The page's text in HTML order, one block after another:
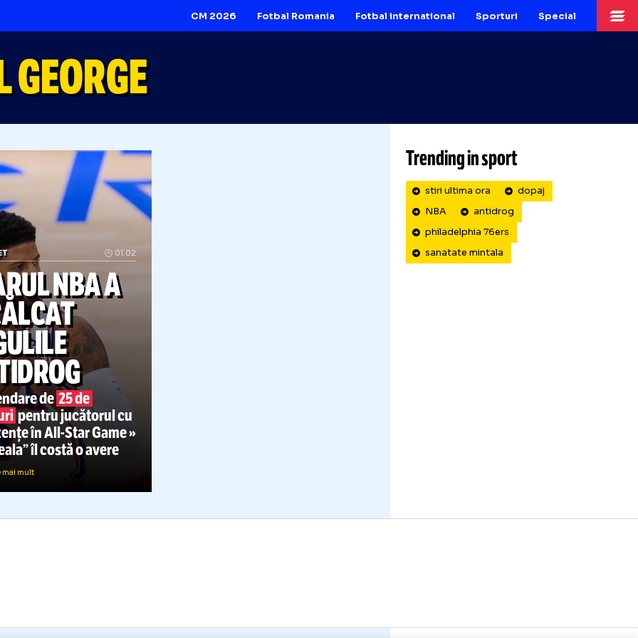
CM 2026 Fotbal Romania Fotbal international Sporturi
GEORGE
NBA A
de25 de
pentru jucătorul cu
prezențe în
îl costă o avere
Citește mai mult
Starul NBA a încălcat regulile
Trending in sport
stiri ultima ora
NBA
philadelphia 76ers